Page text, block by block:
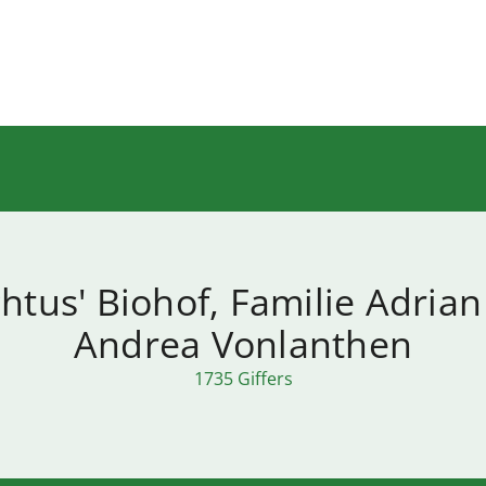
Biohof, Familie
Andrea Vonlanthen
1735 Giffers